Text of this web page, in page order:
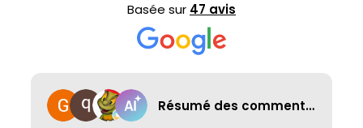
Basée sur 47 avis
Résumé des commentaires